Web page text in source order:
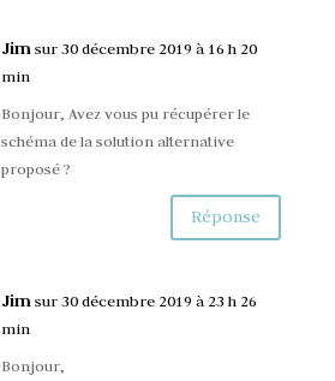
Jim sur 30 décembre 2019 à 16 h 20
min
Bonjour, Avez vous pu récupérer le
schéma de la solution alternative
proposé ?
Réponse
Jim sur 30 décembre 2019 à 23 h 26
min
Bonjour,